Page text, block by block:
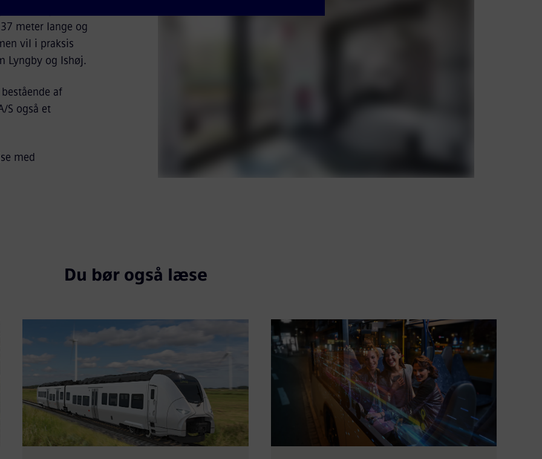
De nye
meter lange og
vil i praksis
Lyngby og Ishøj.
af
S også et
med
Du bør også læse